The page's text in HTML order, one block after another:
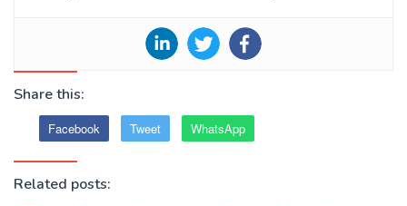
Share this:
Facebook Tweet WhatsApp
Related posts: